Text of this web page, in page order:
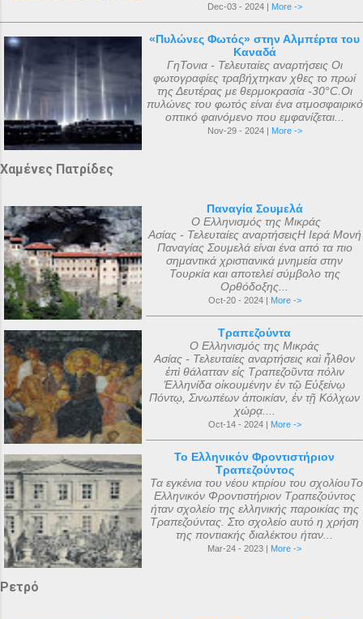
Dec-03 - 2024 | More ->
«Πυλώνες Φωτός» στην Αλμπέρτα του
Καναδά
ΓηΤονια - Τελευταίες αναρτήσεις Οι
φωτογραφίες τραβήχτηκαν χθες το πρωί
της Δευτέρας με θερμοκρασία -30°C.Οι
πυλώνες του φωτός είναι ένα ατμοσφαιρικό
οπτικό φαινόμενο που εμφανίζεται...
Nov-29 - 2024 | More ->
Χαμένες Πατρίδες
Παναγία Σουμελά
Ο Ελληνισμός της Μικράς
Ασίας - Τελευταίες αναρτήσειςΗ Ιερά Μονή
Παναγίας Σουμελά είναι ένα από τα πιο
σημαντικά χριστιανικά μνημεία στην
Τουρκία και αποτελεί σύμβολο της
Ορθόδοξης...
Oct-20 - 2024 | More ->
Τραπεζούντα
Ο Ελληνισμός της Μικράς
Ασίας - Τελευταίες αναρτήσεις καὶ ἦλθον
ἐπὶ θάλατταν εἰς Τραπεζοῦντα πόλιν
Ἑλληνίδα οἰκουμένην ἐν τῷ Εὐξείνῳ
Πόντῳ, Σινωπέων ἀποικίαν, ἐν τῇ Κόλχων
χώρᾳ....
Oct-14 - 2024 | More ->
Το Ελληνικόν Φροντιστήριον
Τραπεζούντος
Τα εγκένια του νέου κτιρίου του σχολίουΤο
Ελληνικόν Φροντιστήριον Τραπεζούντος
ήταν σχολείο της ελληνικής παροικίας της
Τραπεζούντας. Στο σχολείο αυτό η χρήση
της ποντιακής διαλέκτου ήταν...
Mar-24 - 2023 | More ->
Ρετρό